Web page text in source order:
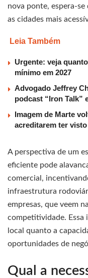
nova ponte, espera-
as cidades mais
Leia Também
Urgente: veja
mínimo em 2027
Advogado Jeffrey
podcast “Iron Talk”
Imagem de Marte
acreditarem ter
A perspectiva de um
eficiente pode
comercial,
infraestrutura
empresas, que veem
competitividade.
local quanto a
oportunidades de
Qual a